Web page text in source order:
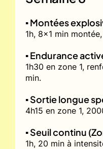
▪️ Montées
1h, 8x1 min
▪️ Endurance
1h30 en zone 1,
min.
▪️ Sortie longue
4h15 en zone 1,
▪️ Seuil continu
1h, 20 min à